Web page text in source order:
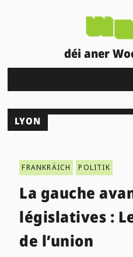
déi aner
LYON
FRANKRÄICH POLITIK
La gauche
législatives :
de l’union